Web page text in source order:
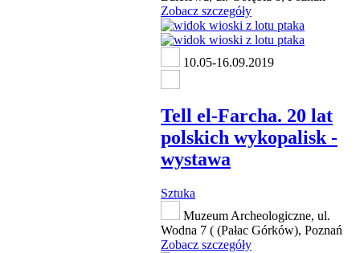
Zobacz szczegóły
10.05-16.09.2019
Tell el-Farcha. 20 lat
polskich wykopalisk -
wystawa
Sztuka
Muzeum Archeologiczne, ul.
Wodna 7 ( (Pałac Górków), Poznań
Zobacz szczegóły